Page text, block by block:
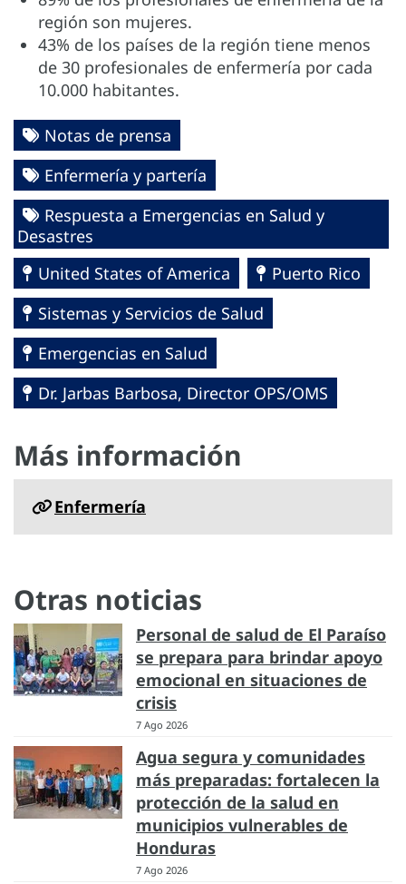
región son mujeres.
43% de los países de la región tiene menos
de 30 profesionales de enfermería por cada
10.000 habitantes.
Notas de prensa
Enfermería y partería
Respuesta a Emergencias en Salud y
Desastres
United States of America
Puerto Rico
Sistemas y Servicios de Salud
Emergencias en Salud
Dr. Jarbas Barbosa, Director OPS/OMS
Más información
Enfermería
Otras noticias
Personal de salud de El Paraíso
se prepara para brindar apoyo
emocional en situaciones de
crisis
7 Ago 2026
Agua segura y comunidades
más preparadas: fortalecen la
protección de la salud en
municipios vulnerables de
Honduras
7 Ago 2026